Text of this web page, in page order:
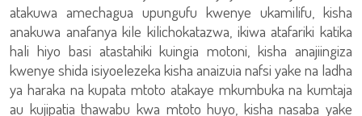
atakuwa amechagua upungufu kwenye ukamilifu, kisha
anakuwa anafanya kile kilichokatazwa, ikiwa atafariki katika
hali hiyo basi atastahiki kuingia motoni, kisha anajiingiza
kwenye shida isiyoelezeka kisha anaizuia nafsi yake na ladha
ya haraka na kupata mtoto atakaye mkumbuka na kumtaja
au kujipatia thawabu kwa mtoto huyo, kisha nasaba yake